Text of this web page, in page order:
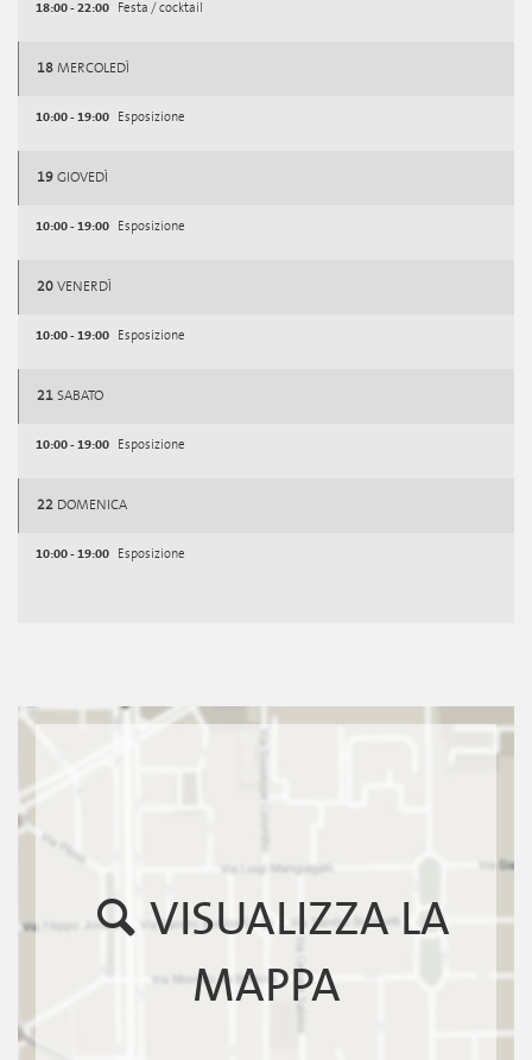
18:00 - 22:00 Festa / cocktail
18 MERCOLEDÌ
10:00 - 19:00 Esposizione
19 GIOVEDÌ
10:00 - 19:00 Esposizione
20 VENERDÌ
10:00 - 19:00 Esposizione
21 SABATO
10:00 - 19:00 Esposizione
22 DOMENICA
10:00 - 19:00 Esposizione
VISUALIZZA LA
MAPPA